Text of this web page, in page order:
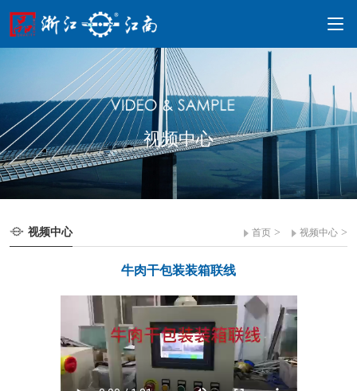
视频中心
视频中心 首页 > 视频中心 >
牛肉干包装装箱联线